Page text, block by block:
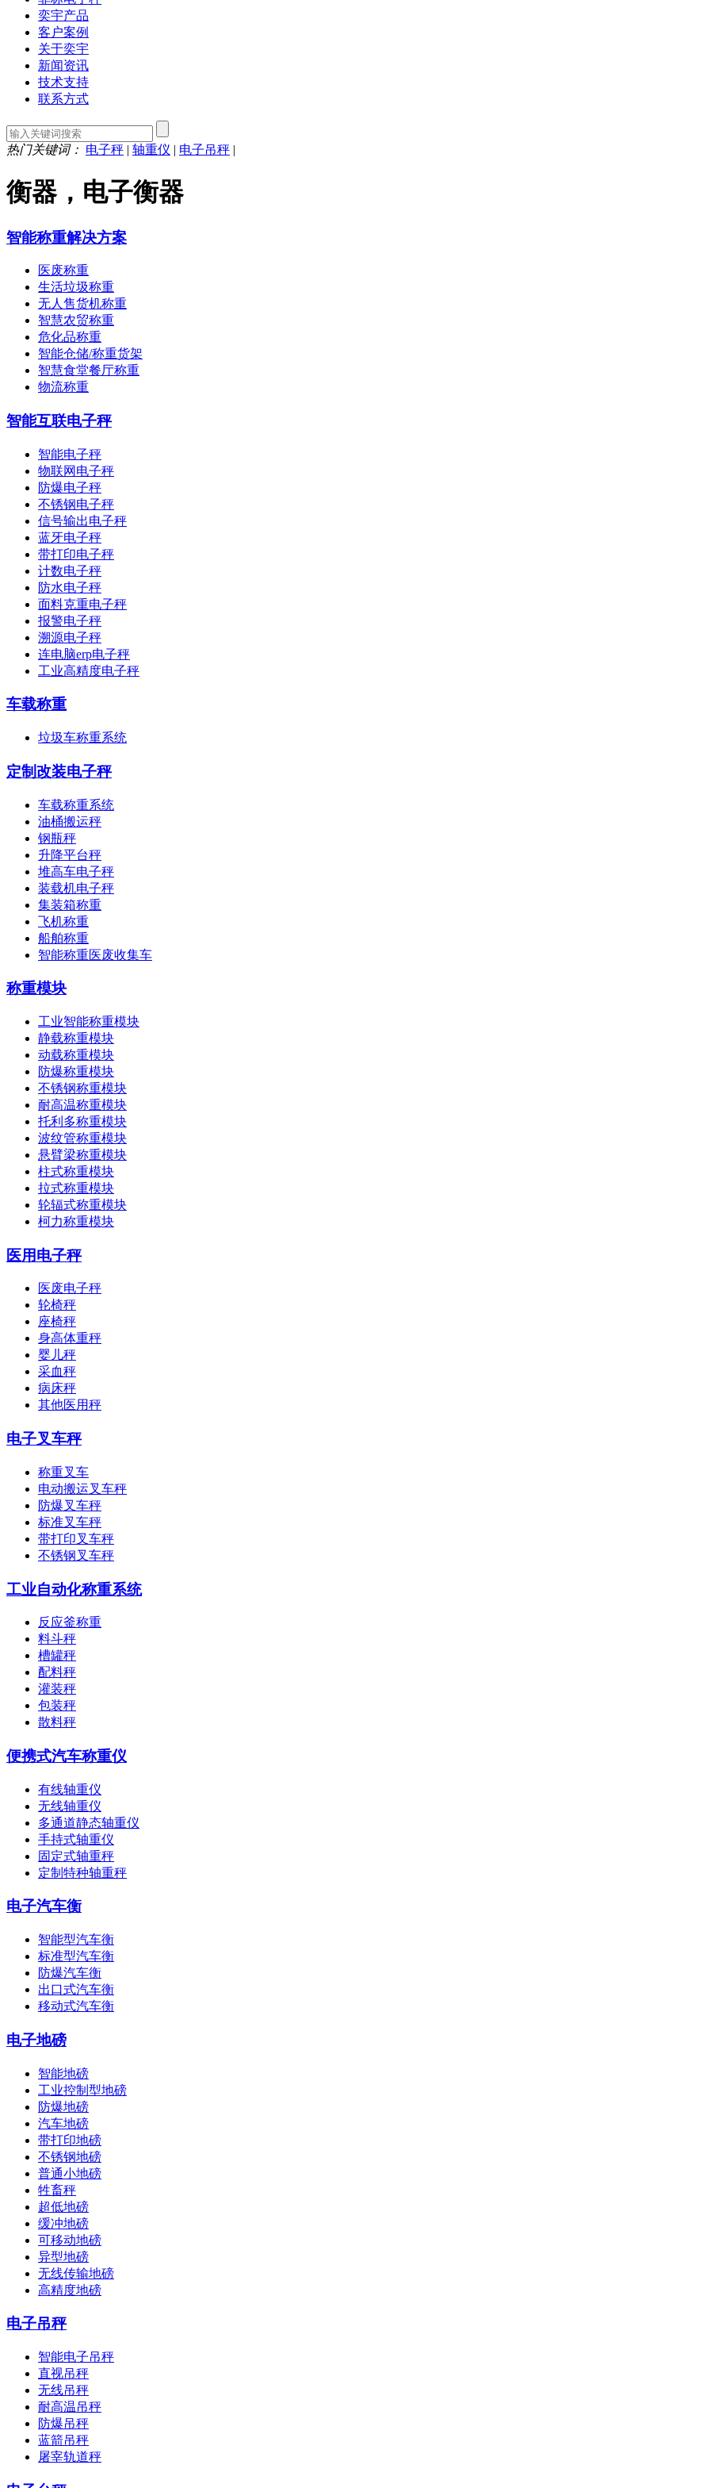
奕宇产品
客户案例
关于奕宇
新闻资讯
技术支持
联系方式
热门关键词： 电子秤 | 轴重仪 | 电子吊秤 |
衡器，电子衡器
智能称重解决方案
医废称重
生活垃圾称重
无人售货机称重
智慧农贸称重
危化品称重
智能仓储/称重货架
智慧食堂餐厅称重
物流称重
智能互联电子秤
智能电子秤
物联网电子秤
防爆电子秤
不锈钢电子秤
信号输出电子秤
蓝牙电子秤
带打印电子秤
计数电子秤
防水电子秤
面料克重电子秤
报警电子秤
溯源电子秤
连电脑erp电子秤
工业高精度电子秤
车载称重
垃圾车称重系统
定制改装电子秤
车载称重系统
油桶搬运秤
钢瓶秤
升降平台秤
堆高车电子秤
装载机电子秤
集装箱称重
飞机称重
船舶称重
智能称重医废收集车
称重模块
工业智能称重模块
静载称重模块
动载称重模块
防爆称重模块
不锈钢称重模块
耐高温称重模块
托利多称重模块
波纹管称重模块
悬臂梁称重模块
柱式称重模块
拉式称重模块
轮辐式称重模块
柯力称重模块
医用电子秤
医废电子秤
轮椅秤
座椅秤
身高体重秤
婴儿秤
采血秤
病床秤
其他医用秤
电子叉车秤
称重叉车
电动搬运叉车秤
防爆叉车秤
标准叉车秤
带打印叉车秤
不锈钢叉车秤
工业自动化称重系统
反应釜称重
料斗秤
槽罐秤
配料秤
灌装秤
包装秤
散料秤
便携式汽车称重仪
有线轴重仪
无线轴重仪
多通道静态轴重仪
手持式轴重仪
固定式轴重秤
定制特种轴重秤
电子汽车衡
智能型汽车衡
标准型汽车衡
防爆汽车衡
出口式汽车衡
移动式汽车衡
电子地磅
智能地磅
工业控制型地磅
防爆地磅
汽车地磅
带打印地磅
不锈钢地磅
普通小地磅
牲畜秤
超低地磅
缓冲地磅
可移动地磅
异型地磅
无线传输地磅
高精度地磅
电子吊秤
智能电子吊秤
直视吊秤
无线吊秤
耐高温吊秤
防爆吊秤
蓝箭吊秤
屠宰轨道秤